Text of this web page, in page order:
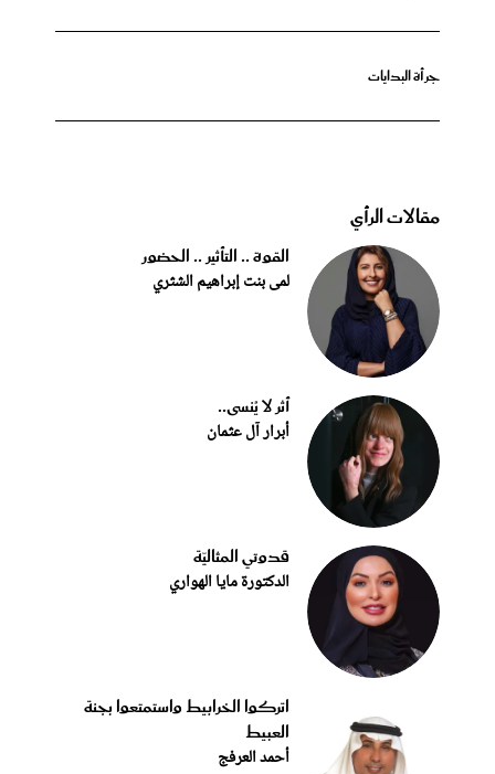
جرأة البدايات
مقالات الرأي
القوة .. التأثير .. الحضور
لمى بنت إبراهيم الشثري
أثر لا يُنسى..
أبرار آل عثمان
قدوتي المثاليّة
الدكتورة مايا الهواري
اتركوا الخرابيط واستمتعوا بجنة
العبيط
أحمد العرفج